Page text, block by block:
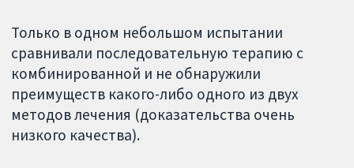
Только в одном небольшом испытании
сравнивали последовательную терапию с
комбинированной и не обнаружили
преимуществ какого-либо одного из двух
методов лечения (доказательства очень
низкого качества).